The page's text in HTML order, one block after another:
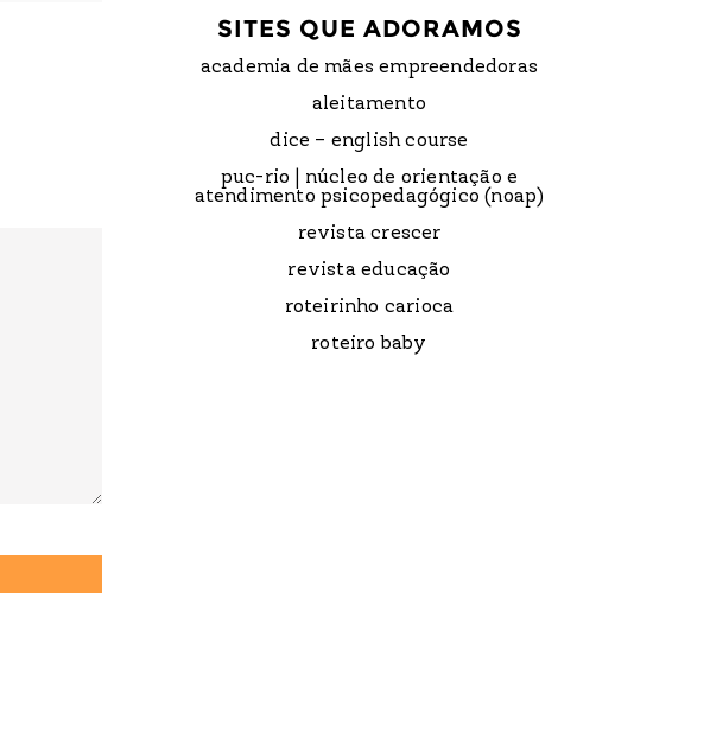
SITES QUE ADORAMOS
academia de mães empreendedoras
aleitamento
dice – english course
puc-rio | núcleo de orientação e
atendimento psicopedagógico (noap)
revista crescer
revista educação
roteirinho carioca
roteiro baby